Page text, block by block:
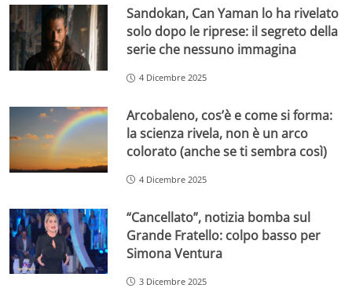
Sandokan, Can Yaman lo ha rivelato
solo dopo le riprese: il segreto della
serie che nessuno immagina
4 Dicembre 2025
Arcobaleno, cos’è e come si forma:
la scienza rivela, non è un arco
colorato (anche se ti sembra così)
4 Dicembre 2025
“Cancellato”, notizia bomba sul
Grande Fratello: colpo basso per
Simona Ventura
3 Dicembre 2025